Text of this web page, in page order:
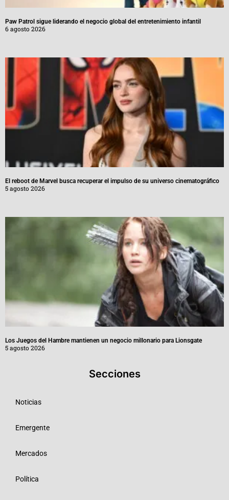
Paw Patrol sigue liderando el negocio global del entretenimiento infantil
6 agosto 2026
El reboot de Marvel busca recuperar el impulso de su universo cinematográfico
5 agosto 2026
Los Juegos del Hambre mantienen un negocio millonario para Lionsgate
5 agosto 2026
Secciones
Noticias
Emergente
Mercados
Política